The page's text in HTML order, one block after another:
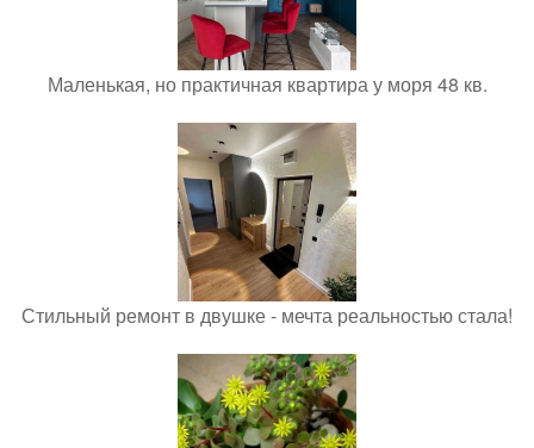
Маленькая, но практичная квартира у моря 48 кв.
Стильный ремонт в двушке - мечта реальностью стала!